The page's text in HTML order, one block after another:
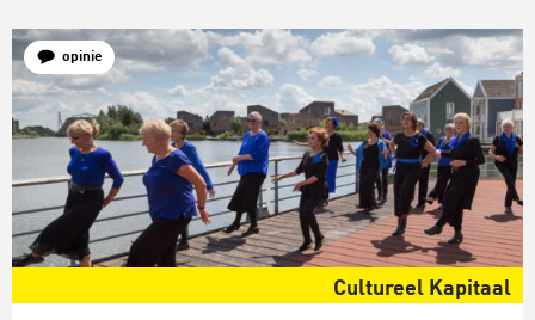
opinie
Cultureel Kapitaal